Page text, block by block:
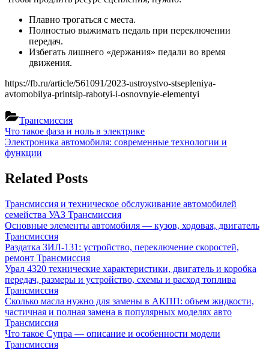
Плавно трогаться с места.
Полностью выжимать педаль при переключении
передач.
Избегать лишнего «держания» педали во время
движения.
https://fb.ru/article/561091/2023-ustroystvo-stsepleniya-
avtomobilya-printsip-rabotyi-i-osnovnyie-elementyi
Трансмиссия
Навигация
по
Previous
Post:
Что такое фаза и ноль в электрике
Next
Post:
Электроника автомобиля: современные технологии и
функции
Related Posts
Трансмиссия и техническое обслуживание автомобилей
семейства УАЗ Трансмиссия
Основные элементы автомобиля — кузов, ходовая, двигатель
Трансмиссия
Раздатка ЗИЛ-131: устройство, переключение скоростей,
ремонт Трансмиссия
Урал 4320 технические характеристики, двигатель и коробка
передач, размеры и устройство, схемы и расход топлива
Трансмиссия
Сколько масла нужно для замены в АКПП: объем жидкости,
частичная и полная замена в популярных моделях авто
Трансмиссия
Что такое Супра — описание и особенности модели
Трансмиссия